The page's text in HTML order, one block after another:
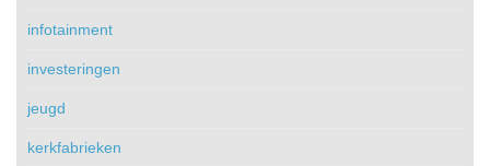
infotainment
investeringen
jeugd
kerkfabrieken